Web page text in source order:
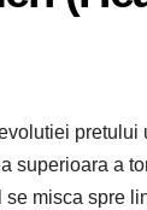
superioara a
misca spre